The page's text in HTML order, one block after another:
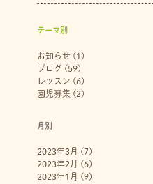
テーマ別
お知らせ(1)
ブログ (59)
レッスン (6)
園児募集 (2)
月別
2023年3月 (7)
2023年2月 (6)
2023年1月 (9)